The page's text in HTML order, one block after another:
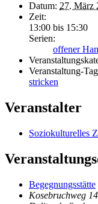
Datum: 27. März
Zeit:
13:00 bis 15:30
Serien:
offener
Veranstaltung-
stricken
Veranstalter
Soziokulturelles
Begegnungsstätte
Kosebruchweg 14